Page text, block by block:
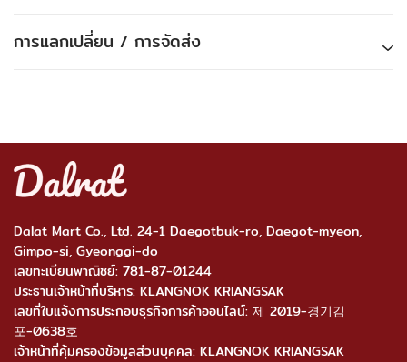
การแลกเปลี่ยน / การจัดส่ง
Dalat Mart Co., Ltd. 24-1 Daegotbuk-ro, Daegot-myeon,
Gimpo-si, Gyeonggi-do
เลขทะเบียนพาณิชย์: 781-87-01244
ประธานเจ้าหน้าที่บริหาร: KLANGNOK KRIANGSAK
เลขที่ใบแจ้งการประกอบธุรกิจการค้าออนไลน์: 제 2019-경기김
포-0638호
เจ้าหน้าที่คุ้มครองข้อมูลส่วนบุคคล: KLANGNOK KRIANGSAK